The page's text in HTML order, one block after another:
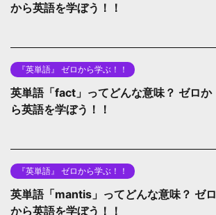
から英語を学ぼう！！
『英単語』 ゼロから学ぶ！！
英単語「fact」ってどんな意味？ ゼロか
ら英語を学ぼう！！
『英単語』 ゼロから学ぶ！！
英単語「mantis」ってどんな意味？ ゼロ
から英語を学ぼう！！